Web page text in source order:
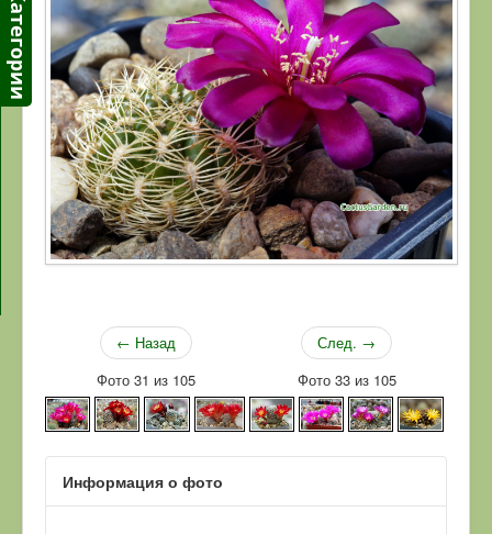
Контакты
← Назад
Фото 31 из 105
След. →
Фото 33 из 105
Информация о фото